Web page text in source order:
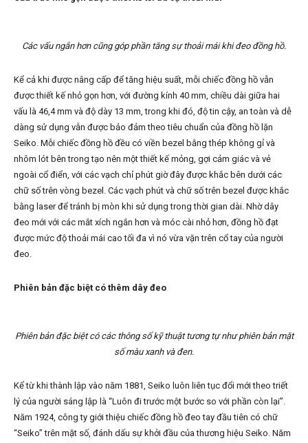
Các vấu ngắn hơn cũng góp phần tăng sự thoải mái khi đeo đồng hồ.
Kể cả khi được nâng cấp để tăng hiệu suất, mỗi chiếc đồng hồ vẫn
được thiết kế nhỏ gọn hơn, với đường kính 40 mm, chiều dài giữa hai
vấu là 46,4 mm và độ dày 13 mm, trong khi đó, độ tin cậy, an toàn và dễ
dàng sử dụng vẫn được bảo đảm theo tiêu chuẩn của đồng hồ lặn
Seiko. Mỗi chiếc đồng hồ đều có viền bezel bằng thép không gỉ và
nhôm lót bên trong tạo nên một thiết kế mỏng, gợi cảm giác và vẻ
ngoài cổ điển, với các vạch chỉ phút giờ đây được khắc bên dưới các
chữ số trên vòng bezel. Các vạch phút và chữ số trên bezel được khắc
bằng laser để tránh bị mòn khi sử dụng trong thời gian dài. Nhờ dây
đeo mới với các mắt xích ngắn hơn và móc cài nhỏ hơn, đồng hồ đạt
được mức độ thoải mái cao tối đa vì nó vừa vặn trên cổ tay của người
đeo.
Phiên bản đặc biệt có thêm dây đeo
Phiên bản đặc biệt có các thông số kỹ thuật tương tự như phiên bản mặt
số màu xanh và đen.
Kể từ khi thành lập vào năm 1881, Seiko luôn liên tục đổi mới theo triết
lý của người sáng lập là “Luôn đi trước một bước so với phần còn lại”.
Năm 1924, công ty giới thiệu chiếc đồng hồ đeo tay đầu tiên có chữ
“Seiko” trên mặt số, đánh dấu sự khởi đầu của thương hiệu Seiko. Năm